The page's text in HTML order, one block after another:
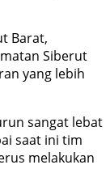
Barat,
Siberut
yang lebih
sangat lebat
saat ini tim
melakukan